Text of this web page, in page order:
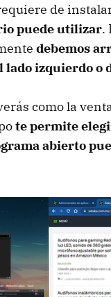
de
puede utilizar.
debemos
lado izquierdo o
como la
te permite
abierto